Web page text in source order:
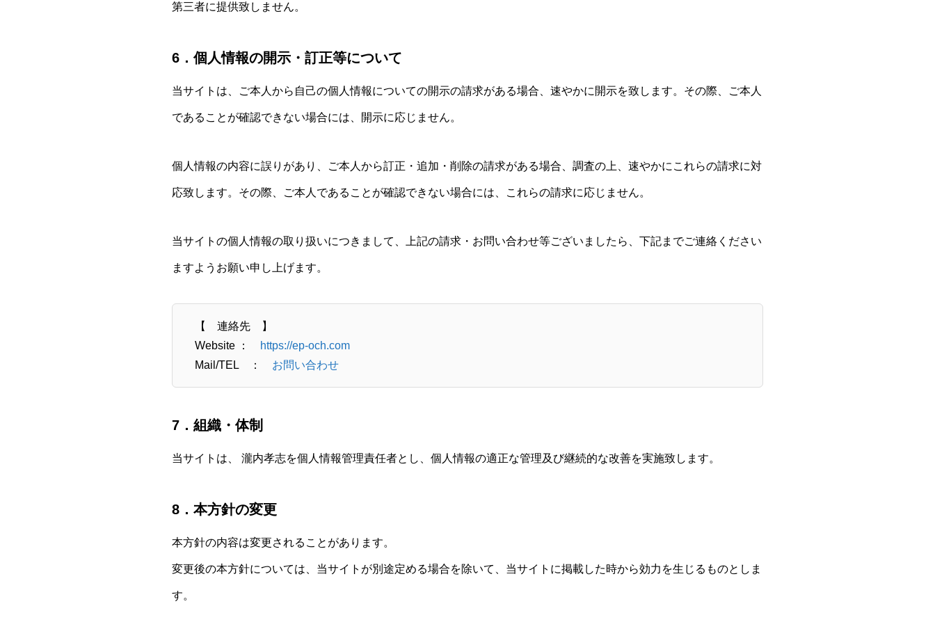
第三者に提供致しません。
6．個人情報の開示・訂正等について
当サイトは、ご本人から自己の個人情報についての開示の請求がある場合、速やかに開示を致します。その際、ご本人
であることが確認できない場合には、開示に応じません。
個人情報の内容に誤りがあり、ご本人から訂正・追加・削除の請求がある場合、調査の上、速やかにこれらの請求に対
応致します。その際、ご本人であることが確認できない場合には、これらの請求に応じません。
当サイトの個人情報の取り扱いにつきまして、上記の請求・お問い合わせ等ございましたら、下記までご連絡ください
ますようお願い申し上げます。
【 連絡先 】
Website ：
https://ep-och.com
Mail/TEL ： お問い合わせ
7．組織・体制
当サイトは、 瀧内孝志を個人情報管理責任者とし、個人情報の適正な管理及び継続的な改善を実施致します。
8．本方針の変更
本方針の内容は変更されることがあります。
変更後の本方針については、当サイトが別途定める場合を除いて、当サイトに掲載した時から効力を生じるものとしま
す。